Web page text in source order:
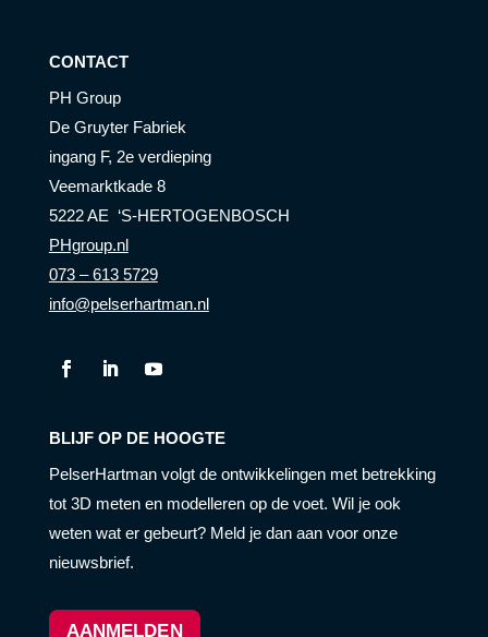
CONTACT
PH Group
De Gruyter Fabriek
ingang F, 2e verdieping
Veemarktkade 8
5222 AE ‘S-HERTOGENBOSCH
PHgroup.nl
073 – 613 5729
info@pelserhartman.nl
BLIJF OP DE HOOGTE
PelserHartman volgt de ontwikkelingen met betrekking
tot 3D meten en modelleren op de voet. Wil je ook
weten wat er gebeurt? Meld je dan aan voor onze
nieuwsbrief.
AANMELDEN